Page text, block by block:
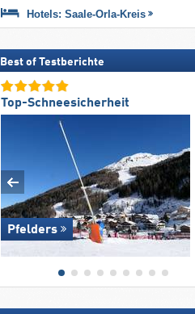
Hotels: Saale-Orla-Kreis
Best of Testberichte
Top-Schneesicherheit
Pfelders